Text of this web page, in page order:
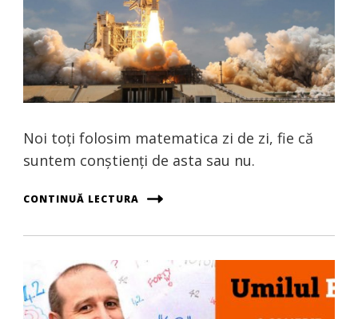
Noi toți folosim matematica zi de zi, fie că
suntem conștienți de asta sau nu.
CONTINUĂ LECTURA